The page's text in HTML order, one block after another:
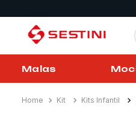
Malas
Kit Kits Infantil